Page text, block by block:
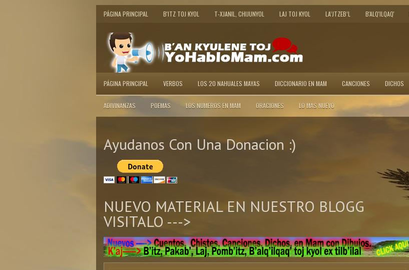
PÁGINA PRINCIPAL B'ITZ TOJ KYOL T-XJANIL, CHIJUNYOL LAJ TOJ KYOL LA’JTZEB’L B'ALQ'ILQAQ'
PÁGINA PRINCIPAL VERBOS LOS 20 NAHUALES MAYAS DICCIONARIO EN MAM CANCIONES DICHOS
ADIVINANZAS POEMAS LOS NUMEROS EN MAM ORACIONES LO MAS NUEVO
Ayudanos Con Una Donacion :)
NUEVO MATERIAL EN NUESTRO BLOGG
VISITALO --->